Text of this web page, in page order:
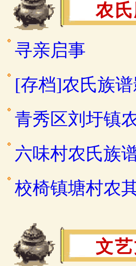
农
寻亲启事
[存档]农氏族
青秀区刘圩镇
六味村农氏族
校椅镇塘村农
文